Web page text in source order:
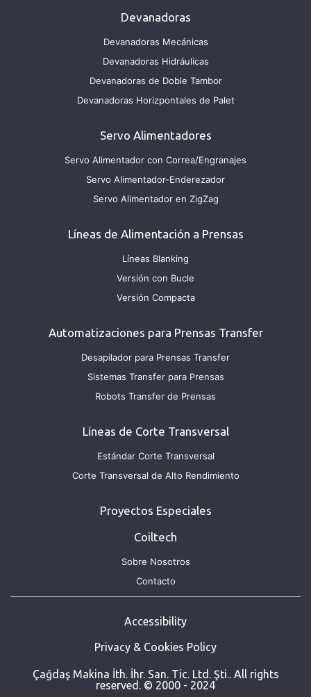
Devanadoras
Devanadoras Mecánicas
Devanadoras Hidráulicas
Devanadoras de Doble Tambor
Devanadoras Horizpontales de Palet
Servo Alimentadores
Servo Alimentador con Correa/Engranajes
Servo Alimentador-Enderezador
Servo Alimentador en ZigZag
Líneas de Alimentación a Prensas
Líneas Blanking
Versión con Bucle
Versión Compacta
Automatizaciones para Prensas Transfer
Desapilador para Prensas Transfer
Sistemas Transfer para Prensas
Robots Transfer de Prensas
Líneas de Corte Transversal
Estándar Corte Transversal
Corte Transversal de Alto Rendimiento
Proyectos Especiales
Coiltech
Sobre Nosotros
Contacto
Accessibility
Privacy & Cookies Policy
Çağdaş Makina İth. İhr. San. Tic. Ltd. Şti.. All rights
reserved. © 2000 - 2024